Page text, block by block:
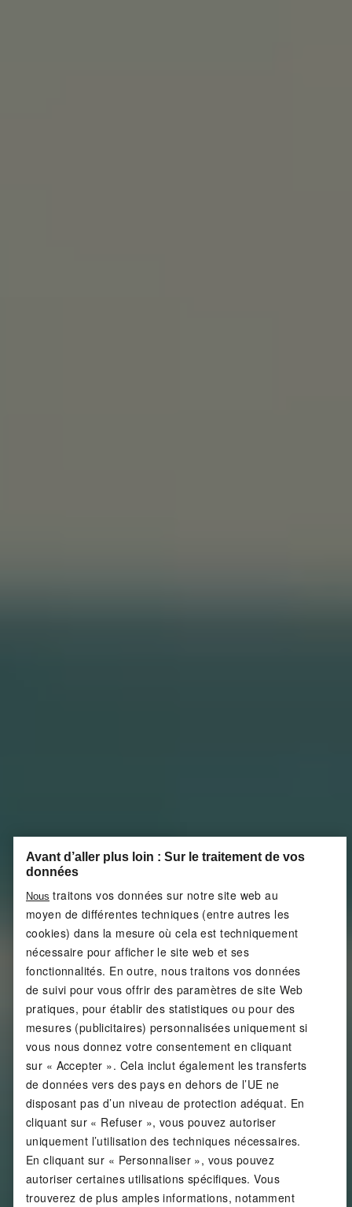
Avant d’aller plus loin : Sur le traitement de vos
données
Nous traitons vos données sur notre site web au
moyen de différentes techniques (entre autres les
cookies) dans la mesure où cela est techniquement
nécessaire pour afficher le site web et ses
fonctionnalités. En outre, nous traitons vos données
de suivi pour vous offrir des paramètres de site Web
pratiques, pour établir des statistiques ou pour des
mesures (publicitaires) personnalisées uniquement si
vous nous donnez votre consentement en cliquant
sur « Accepter ». Cela inclut également les transferts
de données vers des pays en dehors de l’UE ne
disposant pas d’un niveau de protection adéquat. En
cliquant sur « Refuser », vous pouvez autoriser
uniquement l’utilisation des techniques nécessaires.
En cliquant sur « Personnaliser », vous pouvez
autoriser certaines utilisations spécifiques. Vous
trouverez de plus amples informations, notamment